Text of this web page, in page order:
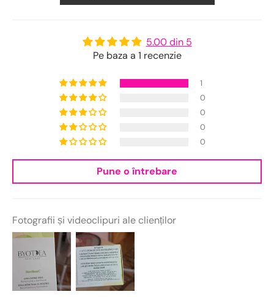
5.00 din 5
Pe baza a 1 recenzie
1
0
0
0
0
Pune o întrebare
Fotografii și videoclipuri ale clienților